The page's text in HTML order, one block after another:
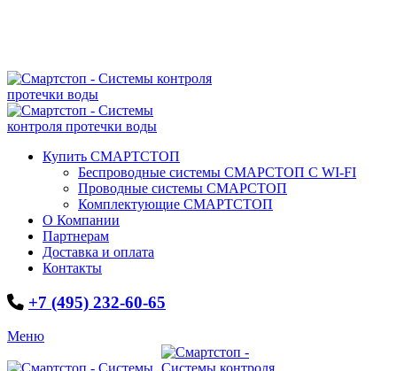
Купить СМАРТСТОП
Беспроводные системы СМАРСТОП С WI-FI
Проводные системы СМАРСТОП
Комплектующие СМАРТСТОП
О Компании
Партнерам
Доставка и оплата
Контакты
+7 (495) 232-60-65
Меню